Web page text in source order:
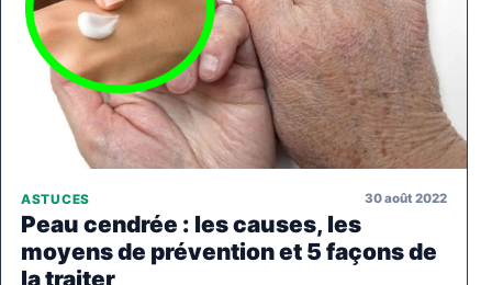
ASTUCES 30 août 2022
Peau cendrée : les causes, les
moyens de prévention et 5 façons de
la traiter